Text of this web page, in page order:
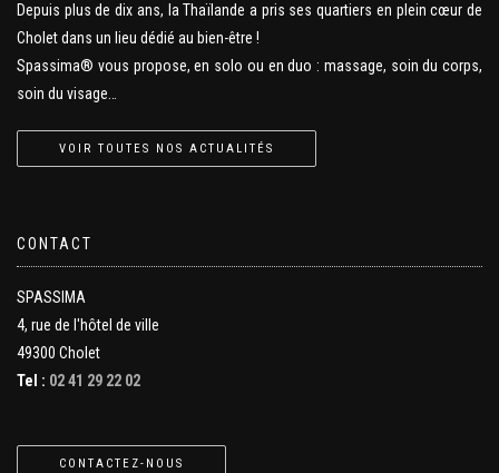
Depuis plus de dix ans, la Thaïlande a pris ses quartiers en plein cœur de
Cholet dans un lieu dédié au bien-être !
Spassima® vous propose, en solo ou en duo : massage, soin du corps,
soin du visage…
VOIR TOUTES NOS ACTUALITÉS
CONTACT
SPASSIMA
4, rue de l'hôtel de ville
49300 Cholet
Tel : 02 41 29 22 02
CONTACTEZ-NOUS